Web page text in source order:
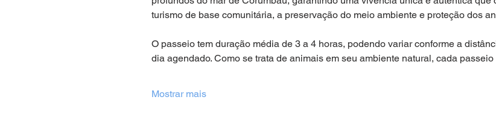
turismo de base comunitária, a preservação do meio ambiente e proteção dos
O passeio tem duração média de 3 a 4 horas, podendo variar conforme a
dia agendado. Como se trata de animais em seu ambiente natural, cada
Mostrar mais